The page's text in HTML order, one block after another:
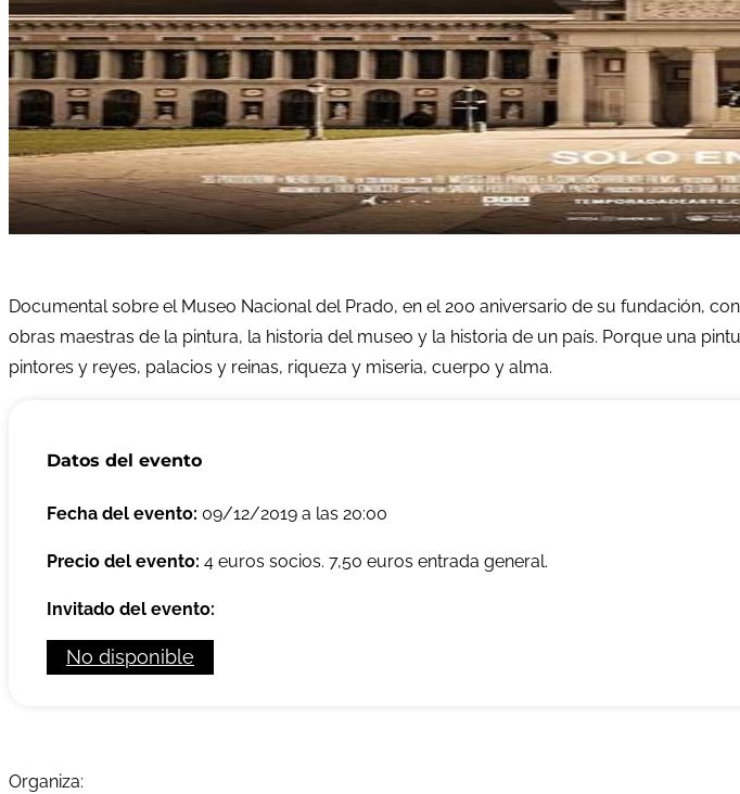
Documental sobre el Museo Nacional del Prado, en el 200 aniversario de su fundación,
obras maestras de la pintura, la historia del museo y la historia de un país. Porque una
pintores y reyes, palacios y reinas, riqueza y miseria, cuerpo y alma.
Datos del evento
Fecha del evento: 09/12/2019 a las 20:00
Precio del evento: 4 euros socios. 7,50 euros entrada general.
Invitado del evento:
No disponible
Organiza: